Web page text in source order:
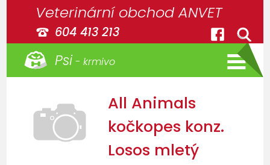
Veterinární obchod ANVET
604 413 213
Psi - krmivo
All Animals
kočkopes konz.
Losos mletý